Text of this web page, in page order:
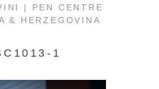
| PEN CENTRE
& HERZEGOVINA
1